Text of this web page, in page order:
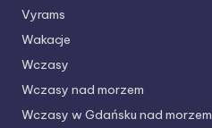
Vyrams
Wakacje
Wczasy
Wczasy nad morzem
Wczasy w Gdańsku nad morzem